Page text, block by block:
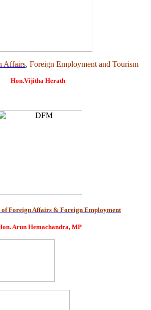
Affairs, Foreign Employment and Tourism
Hon.Vijitha Herath
Foreign Affairs & Foreign Employment
Arun Hemachandra, MP